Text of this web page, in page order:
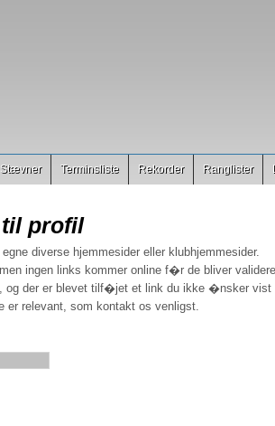
Stævner Terminsliste Rekorder Ranglister
profil
diverse hjemmesider eller klubhjemmesider.
ingen links kommer online f�r de bliver
og der er blevet tilf�jet et link du ikke �nsker vist
er relevant, som kontakt os venligst.